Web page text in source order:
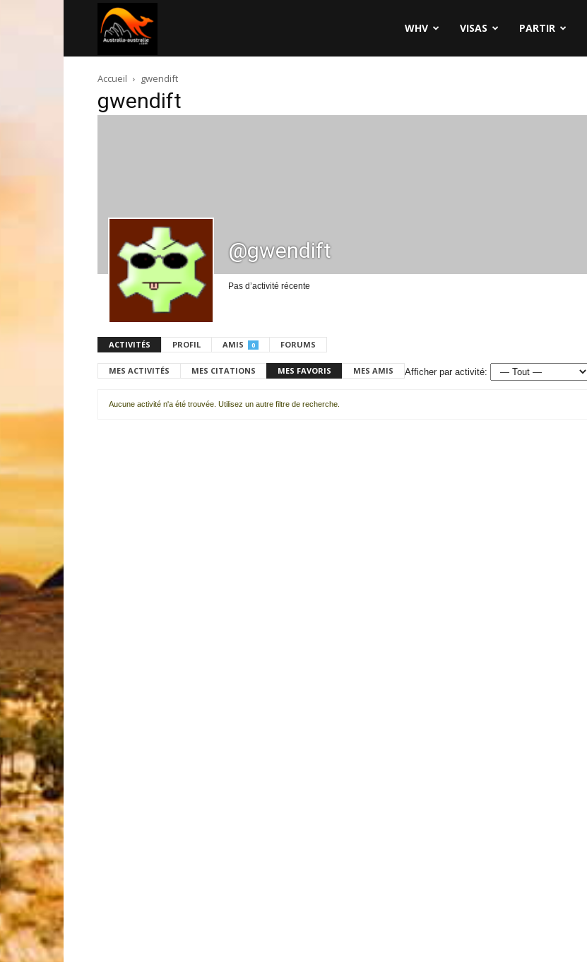
australie.com
WHV VISAS PARTIR
Accueil gwendift
gwendift
@gwendift
Pas d’activité récente
ACTIVITÉS PROFIL AMIS 0 FORUMS
MES ACTIVITÉS MES CITATIONS MES FAVORIS MES AMIS Afficher par activité:
Aucune activité n'a été trouvée. Utilisez un autre filtre de recherche.